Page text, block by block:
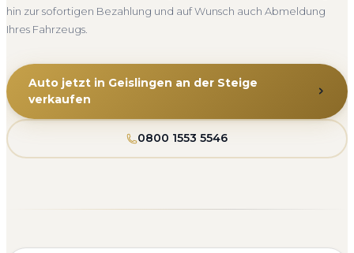
hin zur sofortigen Bezahlung und auf Wunsch auch Abmeldung
Ihres Fahrzeugs.
Auto jetzt in Geislingen an der Steige
verkaufen
0800 1553 5546